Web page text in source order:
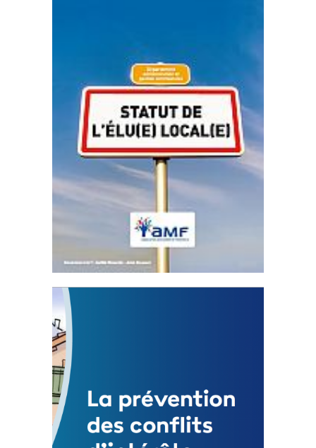
Statut de l’élu local
3 avril 2024
Mise à jour avril 2024
FEUILLETER